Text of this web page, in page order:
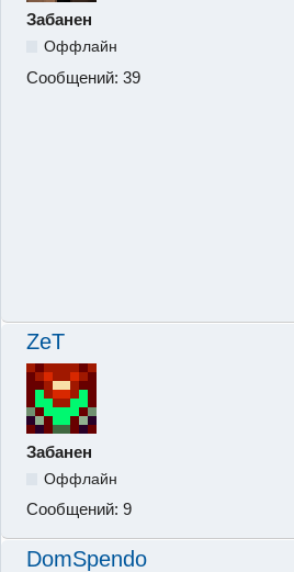
Забанен
Оффлайн
Сообщений: 39
ZeT
Забанен
Оффлайн
Сообщений: 9
DomSpendo